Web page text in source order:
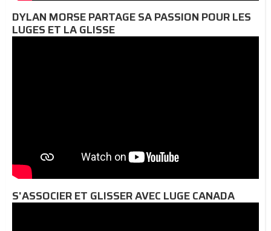
DYLAN MORSE PARTAGE SA PASSION POUR LES
LUGES ET LA GLISSE
S'ASSOCIER ET GLISSER AVEC LUGE CANADA